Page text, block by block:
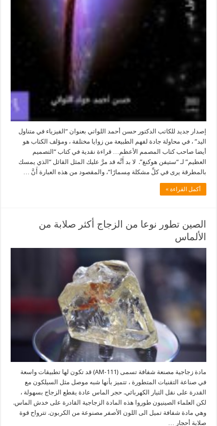
إصدار جديد للكاتب الدكتور حسن أحمد اللواتي بعنوان “الفيزياء في متناول
اليد” ، في محاولة جادة لفهم الطبيعة من زوايا مختلفة ، ومؤلف الكتاب هو
أيضا صاحب كتاب المصمم الأعظم… قراءة نقدية في كتاب “التصميم
العظيم” لـ “ستيفن هوكنغ”. لا بد أَنَّه قد مرَّ عليك المثل القائل “الذي يمسك
بالمطرقة يرى في كلِّ مشكلة مِسمارًا”، والمقصود من هذه العبارة أَنَّ …
أكمل القراءة »
الصين تطور نوعا من الزجاج أكثر صلابة من
الألماس
مادة زجاجية مصنعة شفافة تسمى (AM-111) قد تكون لها تطبيقات واسعة
في صناعة التقنيات المتطورة ، تتميز بأنها شبه موصل مثل السيلكون مع
القدرة على نقل التيار الكهربائي. حجر الماس عادة يقطع الزجاج بسهولة ،
لكن العلماء الصينيون طوروا هذه المادة الزجاجية القادرة على خدش الماس.
وهي مادة شفافة تميل الى اللون الأصفر مصنوعة من الكربون. تترواح قوة
صلابة أحجار …